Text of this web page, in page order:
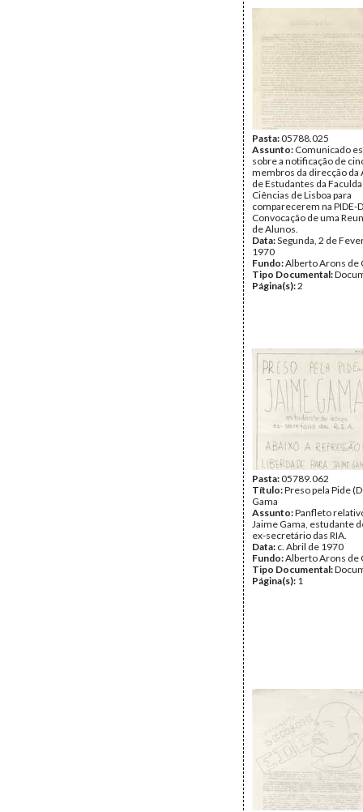
Pasta:05788.025
Assunto: Comunicado
sobre a notificação de
membros da direcção da
de Estudantes da
Ciências de Lisboa para
comparecerem na PIDE-
Convocação de uma
de Alunos.
Data:Segunda, 2 de
1970
Fundo:Alberto Arons de
Tipo Documental:
Página(s):2
Pasta:05789.062
Título:Preso pela Pide
Gama
Assunto:Panfleto
Jaime Gama, estudante
ex-secretário das RIA.
Data: c. Abril de 1970
Fundo:Alberto Arons de
Tipo Documental:
Página(s): 1